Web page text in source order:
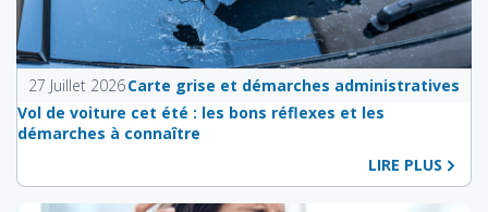
27 Juillet 2026Carte grise et démarches administratives
Vol de voiture cet été : les bons réflexes et les
démarches à connaître
LIRE PLUS